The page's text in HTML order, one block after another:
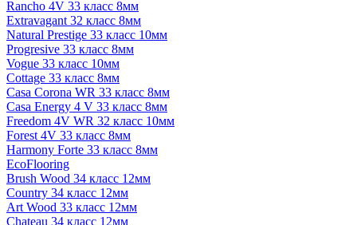
Rancho 4V 33 класс 8мм
Extravagant 32 класс 8мм
Natural Prestige 33 класс 10мм
Progresive 33 класс 8мм
Vogue 33 класс 10мм
Cottage 33 класс 8мм
Casa Corona WR 33 класс 8мм
Casa Energy 4 V 33 класс 8мм
Freedom 4V WR 32 класс 10мм
Forest 4V 33 класс 8мм
Harmony Forte 33 класс 8мм
EcoFlooring
Brush Wood 34 класс 12мм
Country 34 класс 12мм
Art Wood 33 класс 12мм
Chateau 34 класс 12мм